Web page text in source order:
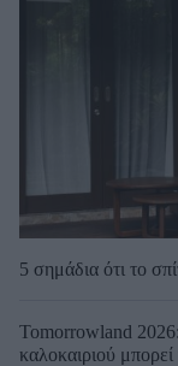
5 σημάδια ότι το
Tomorrowland 2026:
καλοκαιριού